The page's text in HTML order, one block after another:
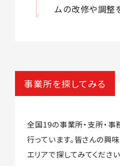
ムの改修や調整
事業所を探してみる
全国19の事業所・支所・事
行っています。皆さんの興
エリアで探してみてください